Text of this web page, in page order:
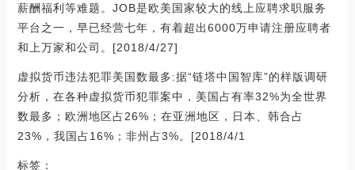
薪酬福利等难题。JOB是欧美国家较大的线上应聘求职服务
平台之一，早已经营七年，有着超出6000万申请注册应聘者
和上万家和公司。[2018/4/27]
虚拟货币违法犯罪美国数最多:据“链塔中国智库”的样版调研
分析，在各种虚拟货币犯罪案中，美国占有率32%为全世界
数最多；欧洲地区占26%；在亚洲地区，日本、韩合占
23%，我国占16%；非州占3%。[2018/4/1
标签：